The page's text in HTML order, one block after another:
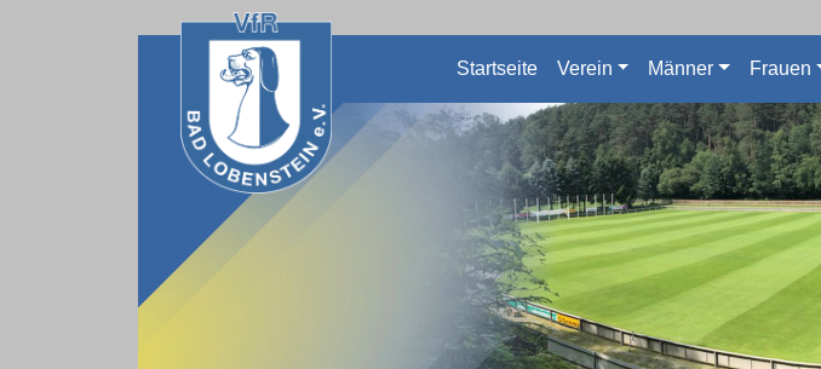
Startseite Verein Männer Frauen